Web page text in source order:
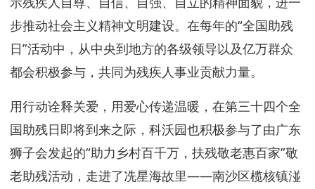
步推动社会主义精神文明建设。在每年的“全国助残
日”活动中，从中央到地方的各级领导以及亿万群众
都会积极参与，共同为残疾人事业贡献力量。
用行动诠释关爱，用爱心传递温暖，在第三十四个全
国助残日即将到来之际，科沃园也积极参与了由广东
狮子会发起的“助力乡村百千万，扶残敬老惠百家”敬
老助残活动，走进了冼星海故里——南沙区榄核镇湴